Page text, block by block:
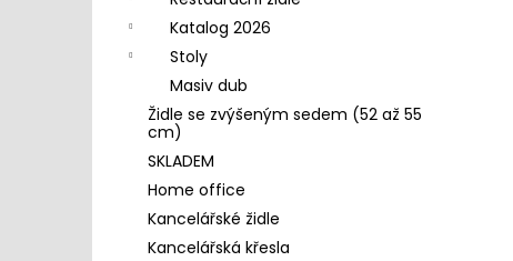
Katalog 2026
Stoly
Masiv dub
Židle se zvýšeným sedem (52 až 55
cm)
SKLADEM
Home office
Kancelářské židle
Kancelářská křesla
4 390 Kč